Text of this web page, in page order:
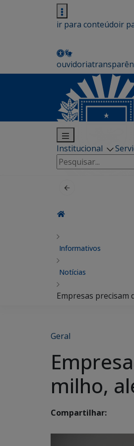
ir para conteúdoir
ouvidoria
Institucional
Pesquisar
por:
Informativos
Notícias
Empresas
Geral
milho,
Compartilhar: